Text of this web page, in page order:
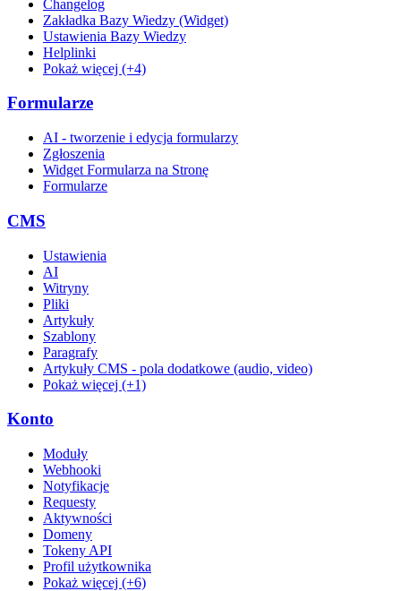
Changelog
Zakładka Bazy Wiedzy (Widget)
Ustawienia Bazy Wiedzy
Helplinki
Pokaż więcej (+4)
Formularze
AI - tworzenie i edycja formularzy
Zgłoszenia
Widget Formularza na Stronę
Formularze
CMS
Ustawienia
AI
Witryny
Pliki
Artykuły
Szablony
Paragrafy
Artykuły CMS - pola dodatkowe (audio, video)
Pokaż więcej (+1)
Konto
Moduły
Webhooki
Notyfikacje
Requesty
Aktywności
Domeny
Tokeny API
Profil użytkownika
Pokaż więcej (+6)